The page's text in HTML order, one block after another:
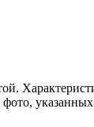
фото,